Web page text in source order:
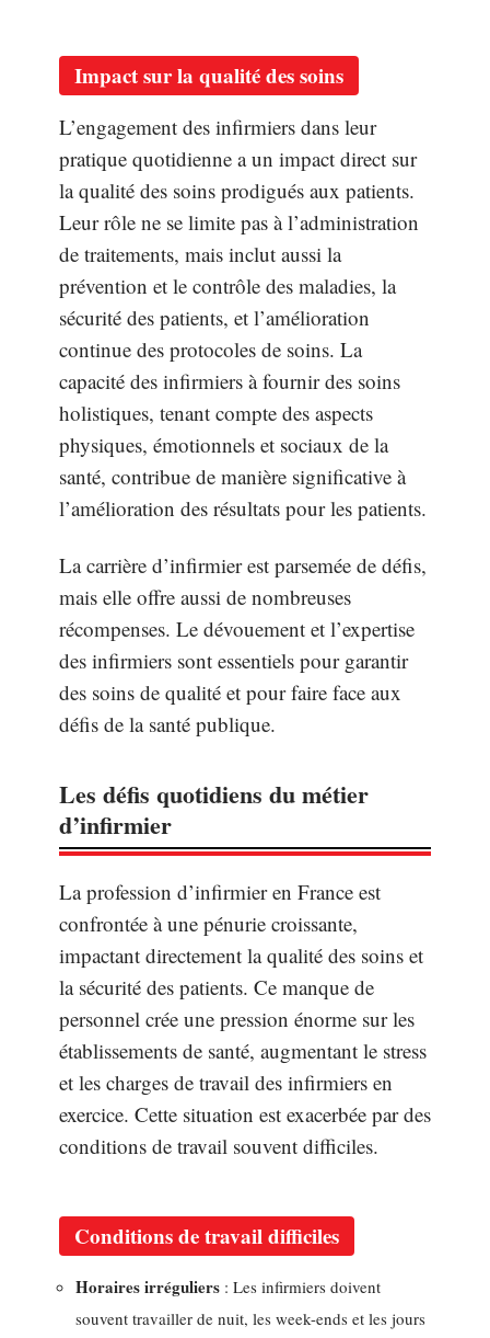
Impact sur la qualité des soins
L’engagement des infirmiers dans leur
pratique quotidienne a un impact direct sur
la qualité des soins prodigués aux patients.
Leur rôle ne se limite pas à l’administration
de traitements, mais inclut aussi la
prévention et le contrôle des maladies, la
sécurité des patients, et l’amélioration
continue des protocoles de soins. La
capacité des infirmiers à fournir des soins
holistiques, tenant compte des aspects
physiques, émotionnels et sociaux de la
santé, contribue de manière significative à
l’amélioration des résultats pour les patients.
La carrière d’infirmier est parsemée de défis,
mais elle offre aussi de nombreuses
récompenses. Le dévouement et l’expertise
des infirmiers sont essentiels pour garantir
des soins de qualité et pour faire face aux
défis de la santé publique.
Les défis quotidiens du métier
d’infirmier
La profession d’infirmier en France est
confrontée à une pénurie croissante,
impactant directement la qualité des soins et
la sécurité des patients. Ce manque de
personnel crée une pression énorme sur les
établissements de santé, augmentant le stress
et les charges de travail des infirmiers en
exercice. Cette situation est exacerbée par des
conditions de travail souvent difficiles.
Conditions de travail difficiles
Horaires irréguliers : Les infirmiers doivent
souvent travailler de nuit, les week-ends et les jours